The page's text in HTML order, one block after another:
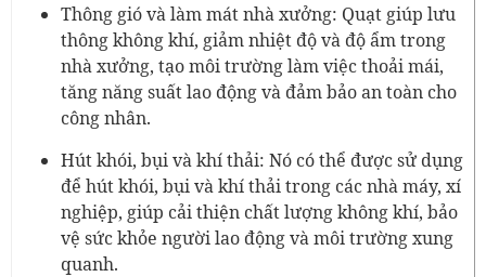
Thông gió và làm mát nhà xưởng: Quạt giúp lưu
thông không khí, giảm nhiệt độ và độ ẩm trong
nhà xưởng, tạo môi trường làm việc thoải mái,
tăng năng suất lao động và đảm bảo an toàn cho
công nhân.
Hút khói, bụi và khí thải: Nó có thể được sử dụng
để hút khói, bụi và khí thải trong các nhà máy, xí
nghiệp, giúp cải thiện chất lượng không khí, bảo
vệ sức khỏe người lao động và môi trường xung
quanh.